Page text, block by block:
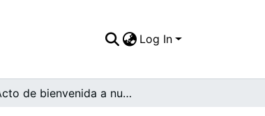
Log In
Acto de bienvenida a nuevos miembros de la Sociedad de Mejoras Públicas, en primer plano el Historiador Nicolás Ramos